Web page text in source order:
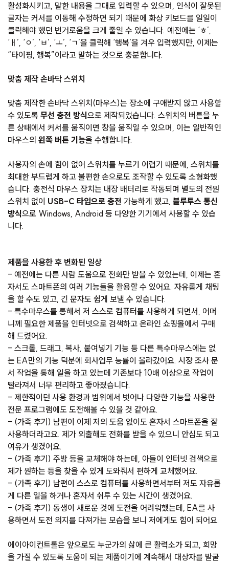
활성화시키고, 말한 내용을 그대로 입력할 수 있으며, 인식이 잘못된
글자는 커서를 이동해 수정하면 되기 때문에 화상 키보드를 일일이
클릭해야 했던 번거로움을 크게 줄일 수 있습니다. 예전에는 ‘ㅎ’,
‘ㅐ’, ‘ㅇ’, ‘ㅂ’, ‘ㅗ’, ‘ㄱ’을 클릭해 ‘행복’을 겨우 입력했지만, 이제는
“타이핑, 행복”이라고 말하는 것으로 충분합니다.
맞춤 제작 손바닥 스위치
맞춤 제작한 손바닥 스위치(마우스)는 장소에 구애받지 않고 사용할
수 있도록 무선 충전 방식으로 제작되었습니다. 스위치의 버튼을 누
른 상태에서 커서를 움직이면 창을 움직일 수 있으며, 이는 일반적인
마우스의 왼쪽 버튼 기능을 수행합니다.
사용자의 손에 힘이 없어 스위치를 누르기 어렵기 때문에, 스위치를
최대한 부드럽게 하고 불편한 손으로도 조작할 수 있도록 소형화했
습니다. 충전식 마우스 장치는 내장 배터리로 작동되며 별도의 전원
스위치 없이 USB-C 타입으로 충전 가능하게 했고, 블루투스 통신
방식으로 Windows, Android 등 다양한 기기에서 사용할 수 있습
니다.
제품을 사용한 후 변화된 일상
- 예전에는 다른 사람 도움으로 전화만 받을 수 있었는데, 이제는 혼
자서도 스마트폰의 여러 기능들을 활용할 수 있어요. 자유롭게 채팅
을 할 수도 있고, 긴 문자도 쉽게 보낼 수 있습니다.
- 특수마우스를 통해서 저 스스로 컴퓨터를 사용하게 되면서, 어머
니께 필요한 제품을 인터넷으로 검색하고 온라인 쇼핑몰에서 구매
해 드렸어요.
- 스크롤, 드래그, 복사, 붙여넣기 기능 등 다른 특수마우스에는 없
는 EA만의 기능 덕분에 회사업무 능률이 올라갔어요. 시장 조사 문
서 작업을 통해 일을 하고 있는데 기존보다 10배 이상으로 작업이
빨라져서 너무 편리하고 좋아졌습니다.
- 제한적이던 사용 환경과 범위에서 벗어나 다양한 기능을 사용한
전문 프로그램에도 도전해볼 수 있을 것 같아요.
- (가족 후기) 남편이 이제 저의 도움 없이도 혼자서 스마트폰을 잘
사용하더라고요. 제가 외출해도 전화를 받을 수 있으니 안심도 되고
여유가 생겼어요.
- (가족 후기) 주방 등을 교체해야 하는데, 아들이 인터넷 검색으로
제가 원하는 등을 찾을 수 있게 도와줘서 편하게 교체했어요.
- (가족 후기) 남편이 스스로 컴퓨터를 사용하면서부터 저도 자유롭
게 다른 일을 하거나 혼자서 쉬루 수 있는 시간이 생겼어요.
- (가족 후기) 동생이 새로운 것에 도전을 어려워했는데, EA를 사
용하면서 도전 의지를 다져가는 모습을 보니 저에게도 힘이 되어요.
에이아이컨트롤은 앞으로도 누군가의 삶에 큰 활력소가 되고, 희망
을 가질 수 있도록 도움이 되는 제품이기에 계속해서 대상자를 발굴